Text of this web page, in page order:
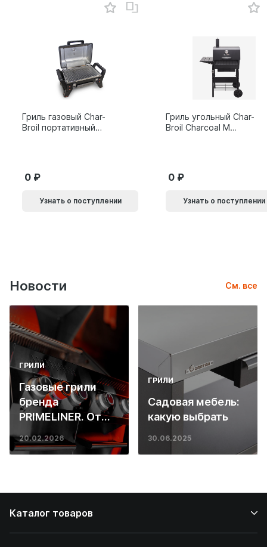
Гриль газовый Char-
Broil портативный
0
Узнать о поступлении
Гриль угольный Char-
Broil Charcoal M
0
Узнать о поступлении
Новости См. все
ГРИЛИ
Газовые грили
бренда
PRIMELINER. От
основ инженерии
до ресторанных
20.02.2026
ГРИЛИ
Садовая мебель:
какую выбрать
30.06.2025
Каталог товаров